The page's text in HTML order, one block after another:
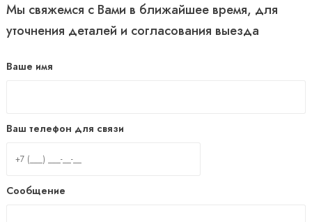
Мы свяжемся с Вами в ближайшее время, для
уточнения деталей и согласования выезда
Ваше имя
Ваш телефон для связи
Сообщение